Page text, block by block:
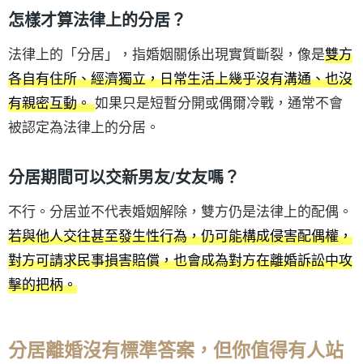
怎樣才算法律上的分居？
法律上的「分居」，指婚姻關係出現實質斷裂，像是雙方
各自有住所、經濟獨立，日常生活上幾乎沒有溝通、也沒
有親密互動。如果只是短暫分開或偶爾冷戰，通常不會
被認定為法律上的分居。
分居期間可以交新男友/女友嗎？
不行。分居並不代表婚姻解除，雙方仍是法律上的配偶。
若與他人交往甚至發生性行為，仍可能構成侵害配偶權，
對方可請求民事損害賠償，也會成為對方在離婚訴訟中攻
擊的把柄。
分居離婚沒有標準答案，但你值得有人站